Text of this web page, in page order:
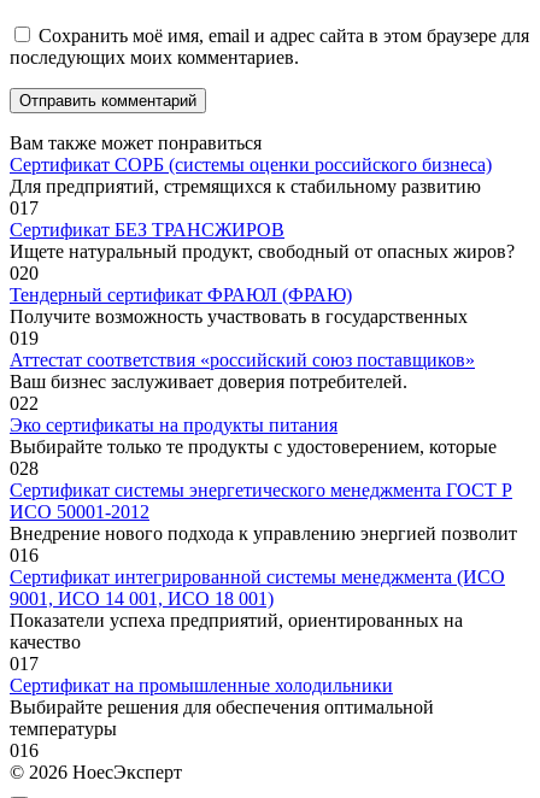
Сохранить моё имя, email и адрес сайта в этом браузере для
последующих моих комментариев.
Вам также может понравиться
Сертификат СОРБ (системы оценки российского бизнеса)
Для предприятий, стремящихся к стабильному развитию
017
Сертификат БЕЗ ТРАНСЖИРОВ
Ищете натуральный продукт, свободный от опасных жиров?
020
Тендерный сертификат ФРАЮЛ (ФРАЮ)
Получите возможность участвовать в государственных
019
Аттестат соответствия «российский союз поставщиков»
Ваш бизнес заслуживает доверия потребителей.
022
Эко сертификаты на продукты питания
Выбирайте только те продукты с удостоверением, которые
028
Сертификат системы энергетического менеджмента ГОСТ Р
ИСО 50001-2012
Внедрение нового подхода к управлению энергией позволит
016
Сертификат интегрированной системы менеджмента (ИСО
9001, ИСО 14 001, ИСО 18 001)
Показатели успеха предприятий, ориентированных на
качество
017
Сертификат на промышленные холодильники
Выбирайте решения для обеспечения оптимальной
температуры
016
© 2026 НоесЭксперт